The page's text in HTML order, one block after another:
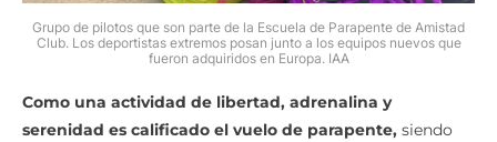
Grupo de pilotos que son parte de la Escuela de Parapente de Amistad
Club. Los deportistas extremos posan junto a los equipos nuevos que
fueron adquiridos en Europa. IAA
Como una actividad de libertad, adrenalina y
serenidad es calificado el vuelo de parapente, siendo